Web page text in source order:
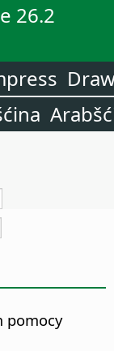
26.2
pomocy